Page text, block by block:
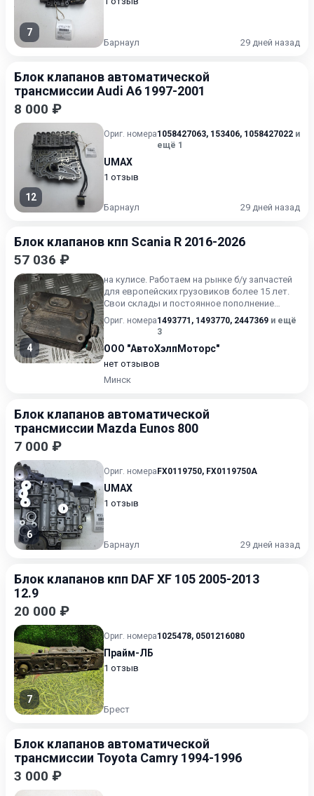
7
Барнаул 29 дней назад
Блок клапанов автоматической
трансмиссии Audi A6 1997-2001
8 000 ₽
12
Ориг. номера1058427063, 153406, 1058427022 и
ещё 1
UMAX
1 отзыв
Барнаул 29 дней назад
Блок клапанов кпп Scania R 2016-2026
57 036 ₽
4
на кулисе. Работаем на рынке б/у запчастей
для европейских грузовиков более 15 лет.
Свои склады и постоянное пополнение
ассортимента запчаст...
Ориг. номера1493771 , 1493770, 2447369 и ещё
3
ООО "АвтоХэлпМоторс"
нет отзывов
Минск
Блок клапанов автоматической
трансмиссии Mazda Eunos 800
7 000 ₽
6
Ориг. номера FX0119750, FX0119750A
UMAX
1 отзыв
Барнаул 29 дней назад
Блок клапанов кпп DAF XF 105 2005-2013
12.9
20 000 ₽
7
Ориг. номера1025478, 0501216080
Прайм-ЛБ
1 отзыв
Брест
Блок клапанов автоматической
трансмиссии Toyota Camry 1994-1996
3 000 ₽